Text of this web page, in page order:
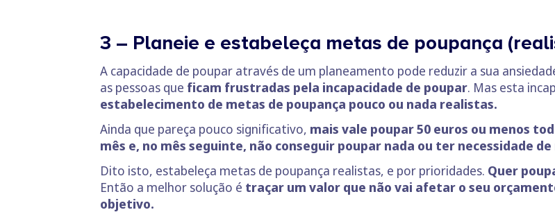
3 – Planeie e estabeleça metas de poupança
A capacidade de poupar através de um planeamento pode reduzir a sua
as pessoas que ficam frustradas pela incapacidade de poupar. Mas esta
estabelecimento de metas de poupança pouco ou nada realistas.
Ainda que pareça pouco significativo, mais vale poupar 50 euros ou menos
mês e, no mês seguinte, não conseguir poupar nada ou ter necessidade
Dito isto, estabeleça metas de poupança realistas, e por prioridades. Quer
Então a melhor solução é traçar um valor que não vai afetar o seu
objetivo.